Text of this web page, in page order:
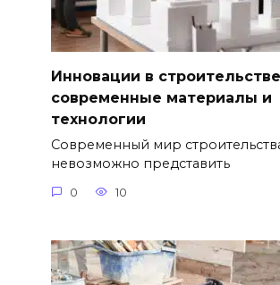
Инновации в
современные материалы и
технологии
Современный мир
невозможно представить
0 10